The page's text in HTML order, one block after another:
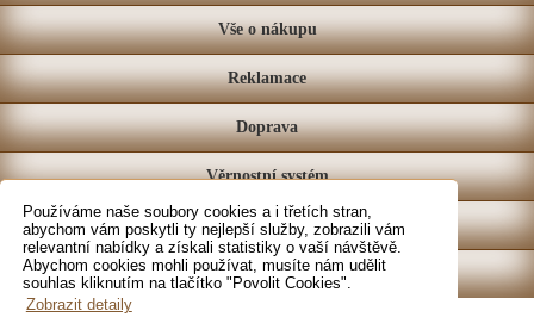
Používáme naše soubory cookies a i třetích stran,
abychom vám poskytli ty nejlepší služby, zobrazili vám
relevantní nabídky a získali statistiky o vaší návštěvě.
Abychom cookies mohli používat, musíte nám udělit
souhlas kliknutím na tlačítko "Povolit Cookies".
Zobrazit detaily
Vše o nákupu
Reklamace
Doprava
Věrnostní systém
Prodejna
Kontakt